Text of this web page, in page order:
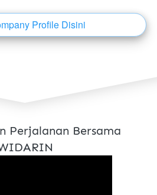
Profile Disini
Perjalanan Bersama